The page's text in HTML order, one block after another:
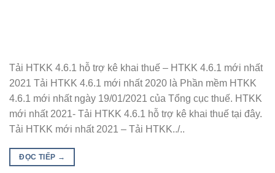
Tải HTKK 4.6.1 hỗ trợ kê khai thuế – HTKK 4.6.1 mới nhất
2021 Tải HTKK 4.6.1 mới nhất 2020 là Phần mềm HTKK
4.6.1 mới nhất ngày 19/01/2021 của Tổng cục thuế. HTKK
mới nhất 2021- Tải HTKK 4.6.1 hỗ trợ kê khai thuế tại đây.
Tải HTKK mới nhất 2021 – Tải HTKK../..
ĐỌC TIẾP →